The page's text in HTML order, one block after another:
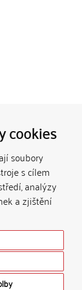
cookies
soubory
s cílem
analýzy
a zjištění